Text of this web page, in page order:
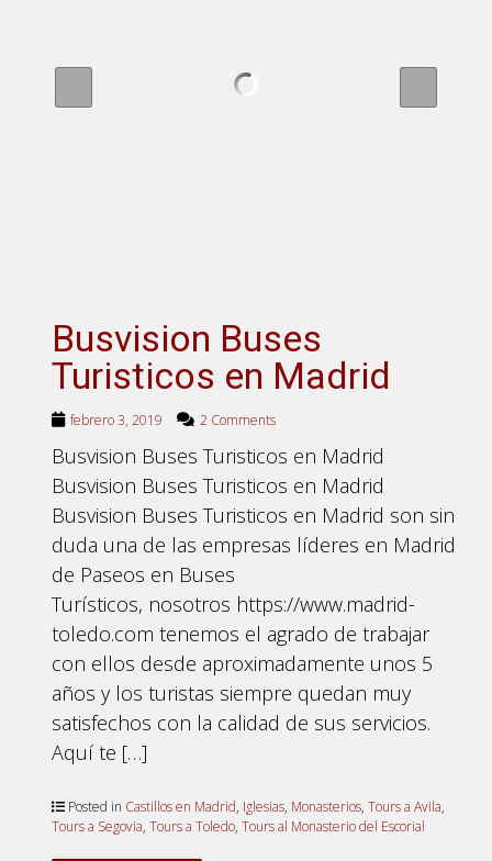
Busvision Buses
Turisticos en Madrid
febrero 3, 2019 2 Comments
Busvision Buses Turisticos en Madrid
Busvision Buses Turisticos en Madrid
Busvision Buses Turisticos en Madrid son sin
duda una de las empresas líderes en Madrid
de Paseos en Buses
Turísticos, nosotros https://www.madrid-
toledo.com tenemos el agrado de trabajar
con ellos desde aproximadamente unos 5
años y los turistas siempre quedan muy
satisfechos con la calidad de sus servicios.
Aquí te […]
Posted in Castillos en Madrid, Iglesias, Monasterios,Tours a Avila,
Tours a Segovia,Tours a Toledo,Tours al Monasterio del Escorial